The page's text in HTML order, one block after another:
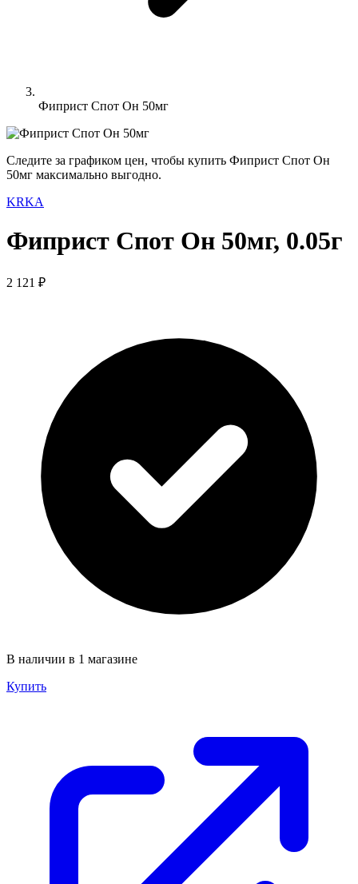
Фиприст Спот Он 50мг
Следите за графиком цен, чтобы купить Фиприст Спот Он
50мг максимально выгодно.
KRKA
Фиприст Спот Он 50мг, 0.05г
2 121 ₽
В наличии в 1 магазине
Купить